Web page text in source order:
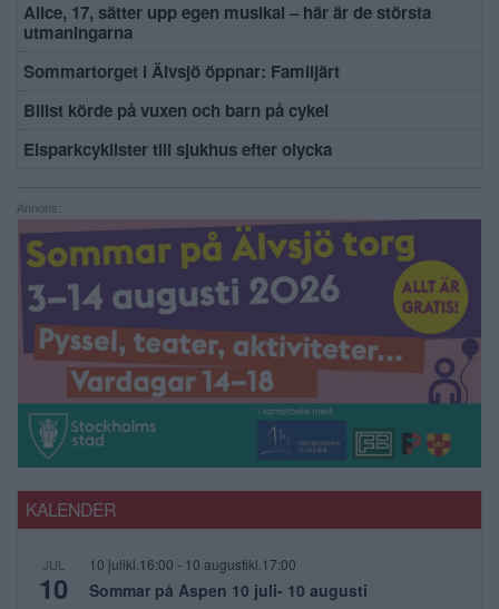
Alice, 17, sätter upp egen musikal – här är de största
utmaningarna
Sommartorget i Älvsjö öppnar: Familjärt
Bilist körde på vuxen och barn på cykel
Elsparkcyklister till sjukhus efter olycka
Annons:
KALENDER
JUL
10
10 julikl.16:00 - 10 augustikl.17:00
Sommar på Aspen 10 juli- 10 augusti